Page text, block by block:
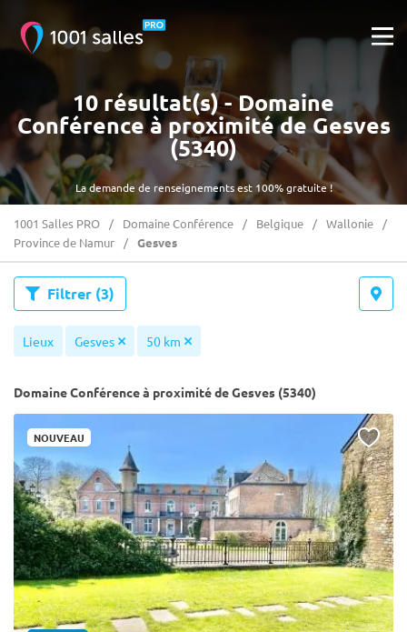
La demande de renseignements est 100% gratuite !
10 résultat(s) - Domaine
Conférence à proximité de Gesves
(5340)
1001 Salles PRO Domaine Conférence Belgique
Wallonie
Province de Namur
Gesves
Filtrer (3)
Lieux Gesves 50 km
Domaine Conférence à proximité de Gesves (5340)
NOUVEAU